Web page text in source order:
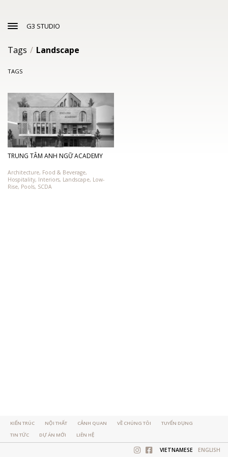
KIẾN TRÚC NỘI THẤT CẢNH QUAN VỀ CHÚNG TÔI
TUYỂN DỤNG
TIN TỨC
DỰ ÁN MỚI LIÊN HỆ
VIETNAMESE ENGLISH
G3 STUDIO
Tags / Landscape
TAGS
TRUNG TÂM ANH NGỮ ACADEMY
Architecture, Food & Beverage,
Hospitality, Interiors, Landscape, Low-
Rise, Pools, SCDA